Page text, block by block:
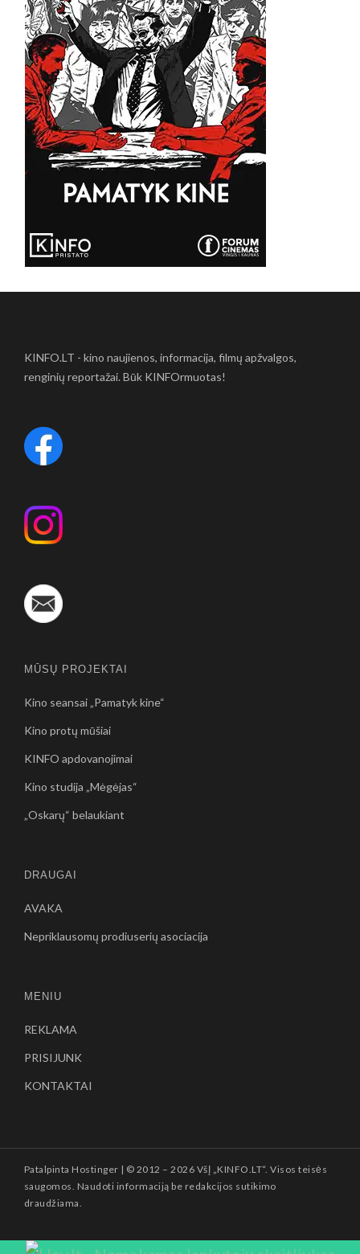
KINFO.LT - kino naujienos, informacija, filmų apžvalgos,
renginių reportažai. Būk KINFOrmuotas!
MŪSŲ PROJEKTAI
Kino seansai „Pamatyk kine“
Kino protų mūšiai
KINFO apdovanojimai
Kino studija „Mėgėjas“
„Oskarų“ belaukiant
DRAUGAI
AVAKA
Nepriklausomų prodiuserių asociacija
MENIU
REKLAMA
PRISIJUNK
KONTAKTAI
Patalpinta Hostinger | © 2012 –2026 VšĮ „KINFO.LT“. Visos teisės
saugomos. Naudoti informaciją be redakcijos sutikimo
draudžiama.